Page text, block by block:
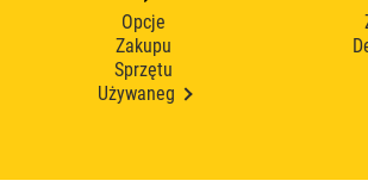
Opcje
Zakupu
Sprzętu
Używaneg